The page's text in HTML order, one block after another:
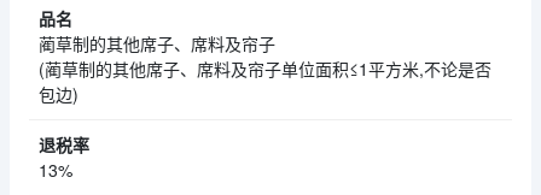
蔺草制的其他席子、席料及帘子
(蔺草制的其他席子、席料及帘子单位面积≤1平方米,不论是否
包边)
13%